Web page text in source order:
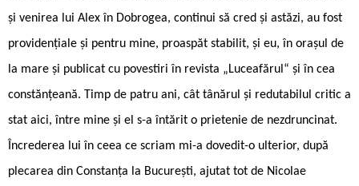
și venirea lui Alex în Dobrogea, continui să cred și astăzi, au fost
providențiale și pentru mine, proaspăt stabilit, și eu, în orașul de
la mare și publicat cu povestiri în revista „Luceafărul“ și în cea
constănțeană. Timp de patru ani, cât tânărul și redutabilul critic a
stat aici, între mine și el s-a întărit o prietenie de nezdruncinat.
Încrederea lui în ceea ce scriam mi-a dovedit-o ulterior, după
plecarea din Constanța la București, ajutat tot de Nicolae